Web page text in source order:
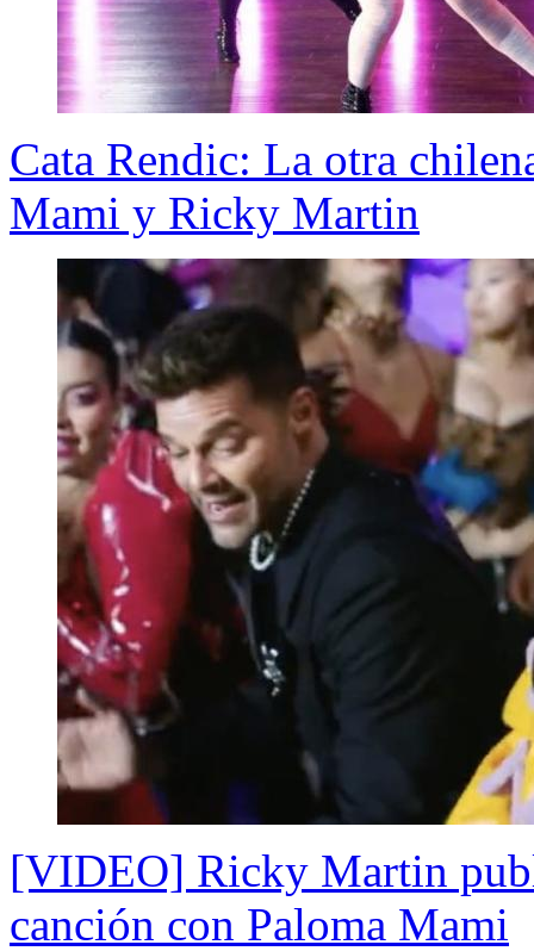
Cata Rendic: La otra
Mami y Ricky Martin
[VIDEO] Ricky Martin
canción con Paloma Mami